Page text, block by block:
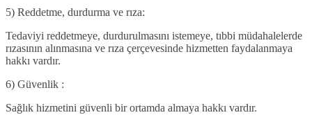
5) Reddetme, durdurma ve rıza:
Tedaviyi reddetmeye, durdurulmasını istemeye, tıbbi müdahalelerde
rızasının alınmasına ve rıza çerçevesinde hizmetten faydalanmaya
hakkı vardır.
6) Güvenlik :
Sağlık hizmetini güvenli bir ortamda almaya hakkı vardır.